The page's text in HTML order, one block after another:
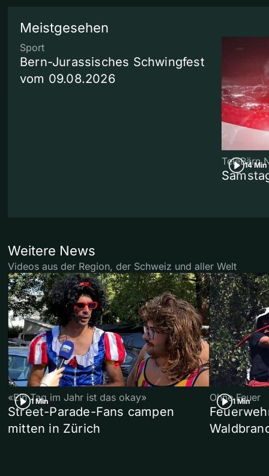
Meistgesehen
Sport
Bern-Jurassisches Schwingfest
vom 09.08.2026
14 Min
TeleBärn
Weitere News
Videos aus der Region, der Schweiz und aller Welt
1 Min
«Ein Tag im Jahr ist das okay»
Street-Parade-Fans campen
mitten in Zürich
1 Min
Ohne Feuer